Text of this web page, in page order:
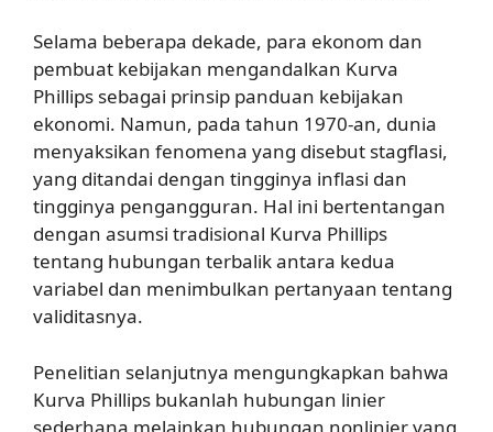
Selama beberapa dekade, para ekonom dan
pembuat kebijakan mengandalkan Kurva
Phillips sebagai prinsip panduan kebijakan
ekonomi. Namun, pada tahun 1970-an, dunia
menyaksikan fenomena yang disebut stagflasi,
yang ditandai dengan tingginya inflasi dan
tingginya pengangguran. Hal ini bertentangan
dengan asumsi tradisional Kurva Phillips
tentang hubungan terbalik antara kedua
variabel dan menimbulkan pertanyaan tentang
validitasnya.
Penelitian selanjutnya mengungkapkan bahwa
Kurva Phillips bukanlah hubungan linier
sederhana melainkan hubungan nonlinier yang